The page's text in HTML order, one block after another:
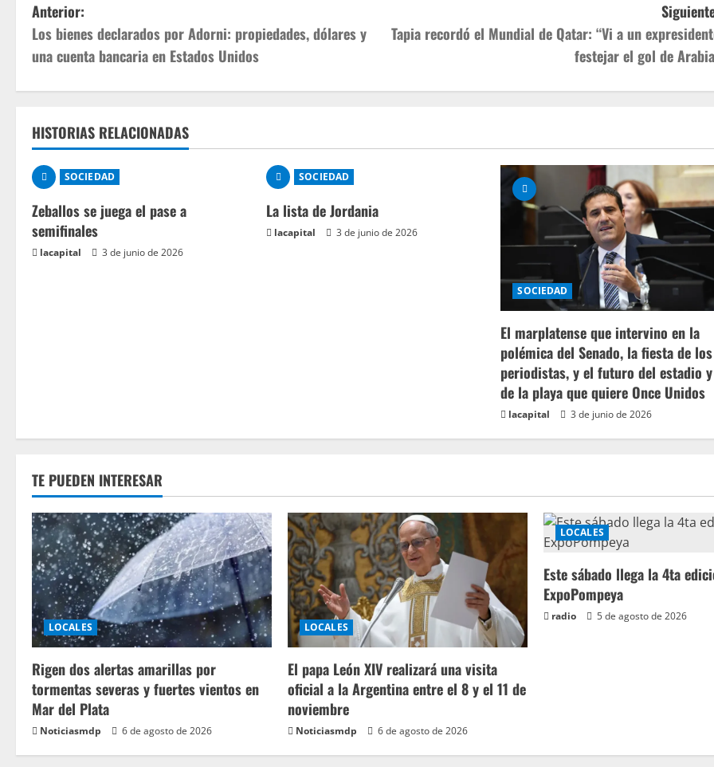
Anterior:
Los bienes declarados por Adorni: propiedades, dólares y
una cuenta bancaria en Estados Unidos
Tapia recordó el Mundial de Qatar: “Vi a un
festejar el gol de
HISTORIAS RELACIONADAS
SOCIEDAD
Zeballos se juega el pase a
semifinales
lacapital 3 de junio de 2026
SOCIEDAD
La lista de Jordania
lacapital 3 de junio de 2026
SOCIEDAD
El marplatense que intervino en la
polémica del Senado, la fiesta de los
periodistas, y el futuro del estadio y
de la playa que quiere Once Unidos
lacapital 3 de junio de 2026
TE PUEDEN INTERESAR
LOCALES
Rigen dos alertas amarillas por
tormentas severas y fuertes vientos en
Mar del Plata
Noticiasmdp 6 de agosto de 2026
LOCALES
El papa León XIV realizará una visita
oficial a la Argentina entre el 8 y el 11 de
noviembre
Noticiasmdp 6 de agosto de 2026
LOCALES
Este sábado llega la 4ta
ExpoPompeya
radio 5 de agosto de 2026